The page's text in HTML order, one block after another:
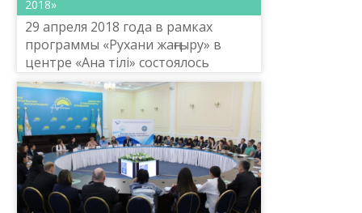
2018»
29 апреля 2018 года в рамках
программы «Рухани жаңғыру» в
центре «Ана тілі» состоялось
открытие сезона проекта
семейного языкового воскресного
бранча «Изучаем всей семьей», «О...